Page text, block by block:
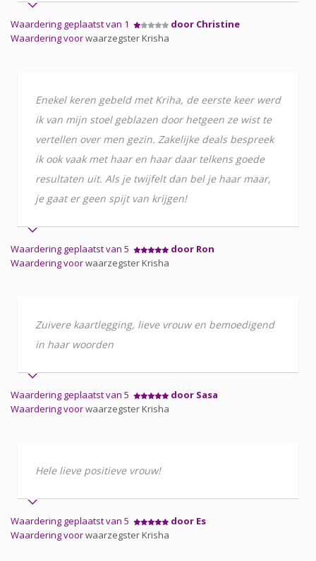
Waardering geplaatst van 1
door Christine
Waardering voorwaarzegster Krisha
Enekel keren gebeld met Kriha, de eerste keer werd
ik van mijn stoel geblazen door hetgeen ze wist te
vertellen over men gezin. Zakelijke deals bespreek
ik ook vaak met haar en haar daar telkens goede
resultaten uit. Als je twijfelt dan bel je haar maar,
je gaat er geen spijt van krijgen!
Waardering geplaatst van 5
door Ron
Waardering voorwaarzegster Krisha
Zuivere kaartlegging, lieve vrouw en bemoedigend
in haar woorden
Waardering geplaatst van 5
door Sasa
Waardering voorwaarzegster Krisha
Hele lieve positieve vrouw!
Waardering geplaatst van 5
door Es
Waardering voorwaarzegster Krisha